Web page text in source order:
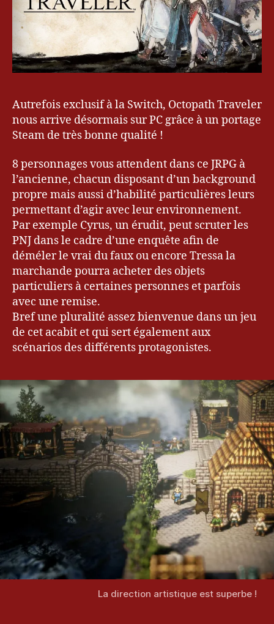
Autrefois exclusif à la Switch, Octopath Traveler
nous arrive désormais sur PC grâce à un portage
Steam de très bonne qualité !
8 personnages vous attendent dans ce JRPG à
l’ancienne, chacun disposant d’un background
propre mais aussi d’habilité particulières leurs
permettant d’agir avec leur environnement.
Par exemple Cyrus, un érudit, peut scruter les
PNJ dans le cadre d’une enquête afin de
déméler le vrai du faux ou encore Tressa la
marchande pourra acheter des objets
particuliers à certaines personnes et parfois
avec une remise.
Bref une pluralité assez bienvenue dans un jeu
de cet acabit et qui sert également aux
scénarios des différents protagonistes.
La direction artistique est superbe !